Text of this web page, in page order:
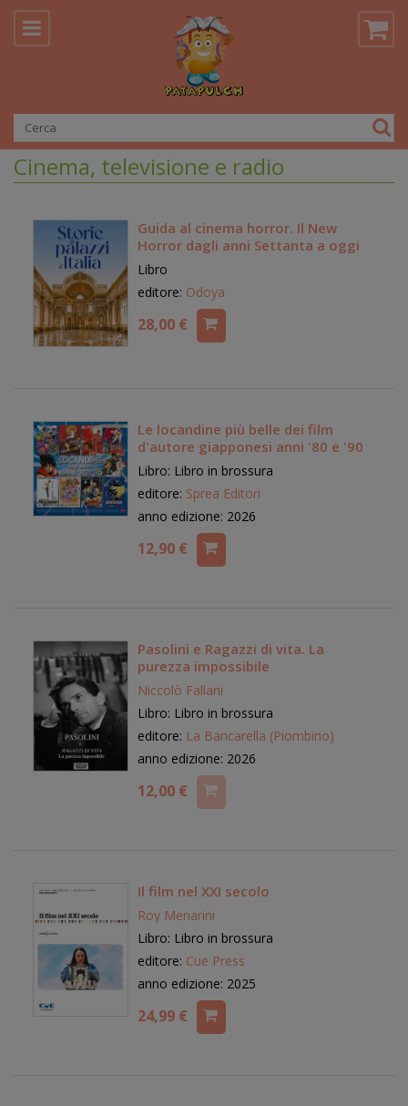
Cinema, televisione e radio
Guida al cinema horror. Il New
Horror dagli anni Settanta a oggi
Libro
editore: Odoya
28,00 €
Le locandine più belle dei film
d'autore giapponesi anni '80 e '90
Libro: Libro in brossura
editore: Sprea Editori
anno edizione: 2026
12,90 €
Pasolini e Ragazzi di vita. La
purezza impossibile
Niccolò Fallani
Libro: Libro in brossura
editore: La Bancarella (Piombino)
anno edizione: 2026
12,00 €
Il film nel XXI secolo
Roy Menarini
Libro: Libro in brossura
editore: Cue Press
anno edizione: 2025
24,99 €